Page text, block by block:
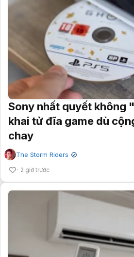
Sony nhất quyết không
khai tử đĩa game dù
chay
The Storm Riders ✔
2 giờ trước